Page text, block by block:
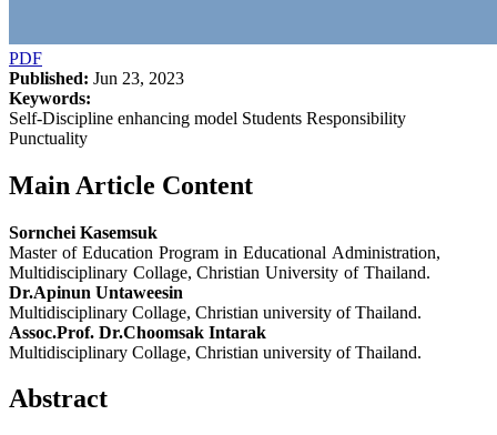
PDF
Published: Jun 23, 2023
Keywords:
Self-Discipline enhancing model Students Responsibility
Punctuality
Main Article Content
Sornchei Kasemsuk
Master of Education Program in Educational Administration,
Multidisciplinary Collage, Christian University of Thailand.
Dr.Apinun Untaweesin
Multidisciplinary Collage, Christian university of Thailand.
Assoc.Prof. Dr.Choomsak Intarak
Multidisciplinary Collage, Christian university of Thailand.
Abstract